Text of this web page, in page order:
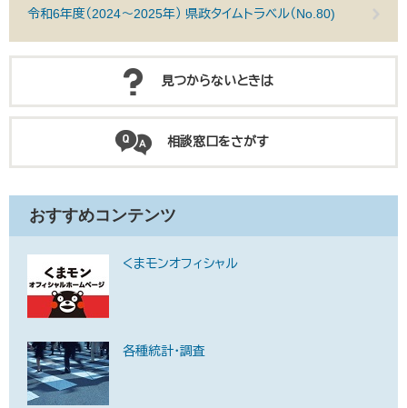
令和6年度（2024～2025年） 県政タイムトラベル（No.80)
見つからないときは
相談窓口をさがす
おすすめコンテンツ
くまモンオフィシャル
各種統計・調査